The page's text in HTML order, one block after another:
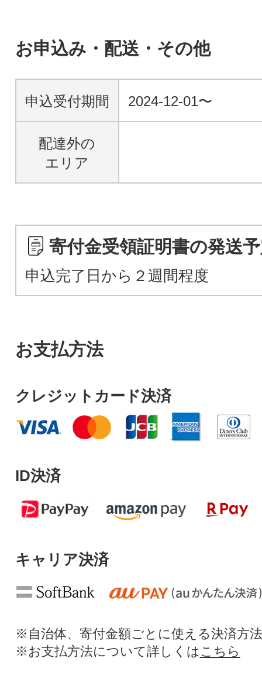
お申込み・配送・その他
申込受付期間 2024-12-01〜
配達外の
エリア
寄付金受領証明書の発送
申込完了日から２週間程度
お支払方法
クレジットカード決済
ID決済
キャリア決済
※自治体、寄付金額ごとに使える決済方
※お支払方法について詳しくは こちら